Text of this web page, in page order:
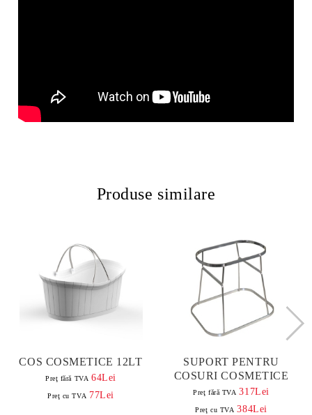
Produse similare
COS COSMETICE 12LT
Preţ fără TVA 64Lei
Preţ cu TVA 77Lei
SUPORT PENTRU
COSURI COSMETICE
Preţ fără TVA 317Lei
Preţ cu TVA 384Lei